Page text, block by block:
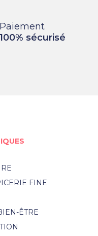
Paiement
100% sécurisé
FINE
ÊTRE